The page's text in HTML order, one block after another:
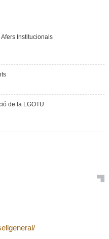
Institucionals
de la LGOTU